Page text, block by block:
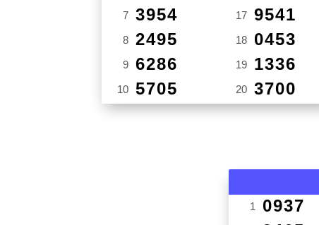
7 3954
8 2495
9 6286
10 5705
17 9541
18 0453
19 1336
20 3700
1 0937